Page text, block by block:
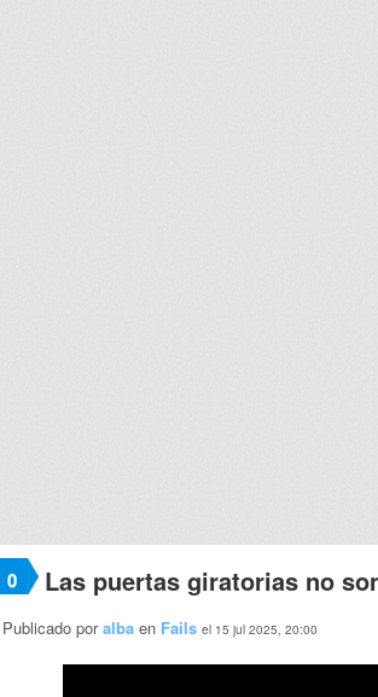
0 Las puertas giratorias no
Publicado poralba en Fails el 15 jul 2025, 20:00